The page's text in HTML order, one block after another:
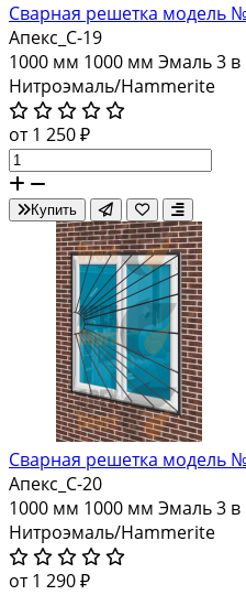
Сварная решетка модель
Апекс_С-19
1000 мм 1000 мм Эмаль 3
Нитроэмаль/Hammerite
от 1 250 ₽
Купить
Сварная решетка модель
Апекс_С-20
1000 мм 1000 мм Эмаль 3
Нитроэмаль/Hammerite
от 1 290 ₽